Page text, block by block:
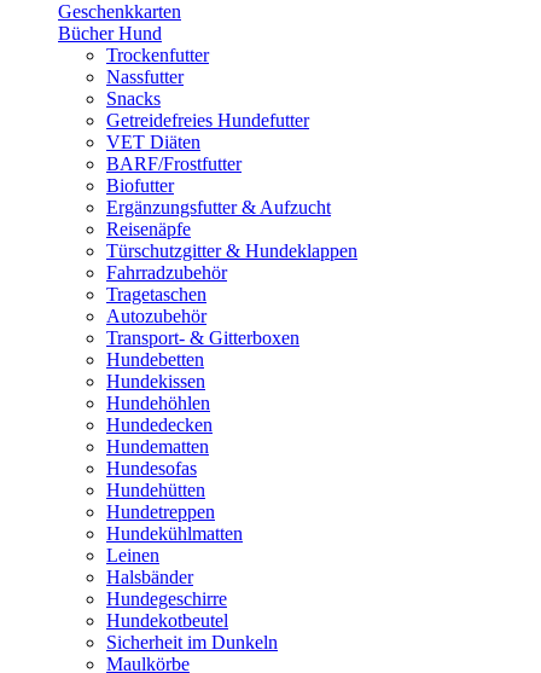
Geschenkkarten
Bücher Hund
Trockenfutter
Nassfutter
Snacks
Getreidefreies Hundefutter
VET Diäten
BARF/Frostfutter
Biofutter
Ergänzungsfutter & Aufzucht
Reisenäpfe
Türschutzgitter & Hundeklappen
Fahrradzubehör
Tragetaschen
Autozubehör
Transport- & Gitterboxen
Hundebetten
Hundekissen
Hundehöhlen
Hundedecken
Hundematten
Hundesofas
Hundehütten
Hundetreppen
Hundekühlmatten
Leinen
Halsbänder
Hundegeschirre
Hundekotbeutel
Sicherheit im Dunkeln
Maulkörbe